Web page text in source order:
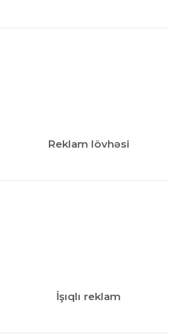
Reklam lövhəsi
İşıqlı reklam